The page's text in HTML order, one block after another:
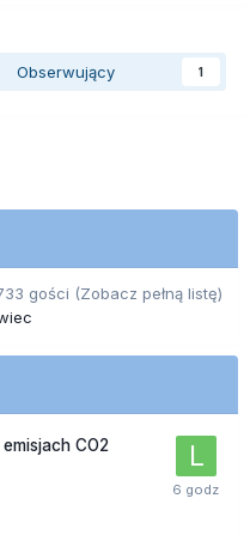
Obserwujący 1
gości (Zobacz pełną listę)
CO2